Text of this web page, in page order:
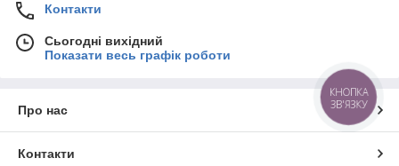
Контакти
Сьогодні вихідний
Показати весь графік роботи
Про нас
Контакти
КНОПКА
ЗВ'ЯЗКУ